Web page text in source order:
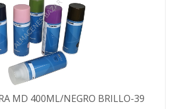
MD 400ML/NEGRO BRILLO-39